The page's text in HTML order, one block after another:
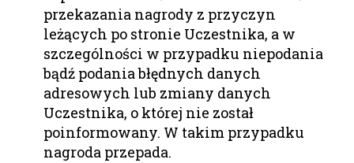
przekazania nagrody z przyczyn
leżących po stronie Uczestnika, a w
szczególności w przypadku niepodania
bądź podania błędnych danych
adresowych lub zmiany danych
Uczestnika, o której nie został
poinformowany. W takim przypadku
nagroda przepada.